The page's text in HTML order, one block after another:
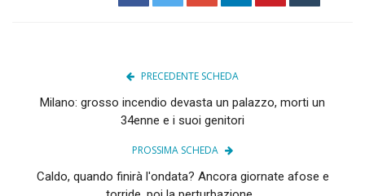
PRECEDENTE SCHEDA
Milano: grosso incendio devasta un palazzo, morti un
34enne e i suoi genitori
PROSSIMA SCHEDA
Caldo, quando finirà l'ondata? Ancora giornate afose e